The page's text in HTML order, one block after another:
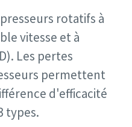
rotatifs à
vitesse et à
Les pertes
permettent
d'efficacité
types.